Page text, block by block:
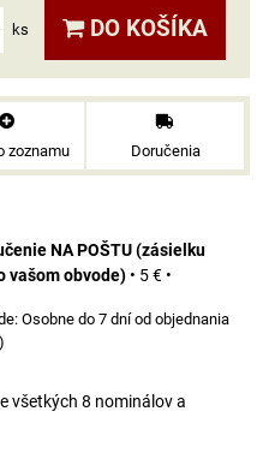
ks DO KOŠÍKA
zoznamu Doručenia
NA POŠTU (zásielku
vašom obvode) • 5 € •
Osobne do 7 dní od objednania
všetkých 8 nominálov a